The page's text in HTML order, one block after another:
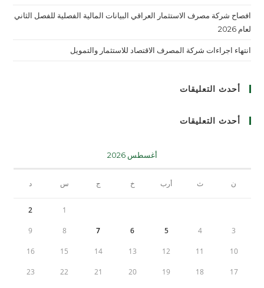
افصاح شركة مصرف الاستثمار العراقي البيانات المالية الفصلية للفصل الثاني
لعام 2026
انتهاء اجراءات شركة المصرف الاقتصاد للاستثمار والتمويل
أحدث التعليقات
أحدث التعليقات
أغسطس 2026
ن ث أرب خ ج س د
1
2
3
4
5
6
7
8
9
10
11
12
13
14
15
16
17
18
19
20
21
22
23